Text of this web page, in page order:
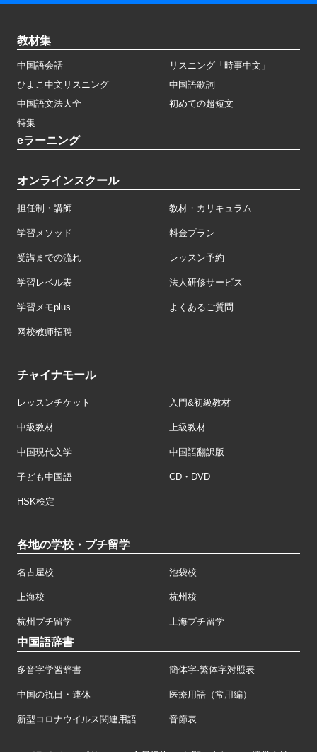
教材集
中国語会話
リスニング「時事中文」
ひよこ中文リスニング
中国語歌詞
中国語文法大全
初めての超短文
特集
eラーニング
オンラインスクール
担任制・講師 教材・カリキュラム
学習メソッド 料金プラン
受講までの流れ レッスン予約
学習レベル表 法人研修サービス
学習メモplus よくあるご質問
网校教师招聘
チャイナモール
レッスンチケット 入門&初級教材
中級教材 上級教材
中国現代文学 中国語翻訳版
子ども中国語 CD・DVD
HSK検定
各地の学校・プチ留学
名古屋校 池袋校
上海校 杭州校
杭州プチ留学 上海プチ留学
中国語辞書
多音字学習辞書 簡体字·繁体字対照表
中国の祝日・連休 医療用語（常用編）
新型コロナウイルス関連用語 音節表